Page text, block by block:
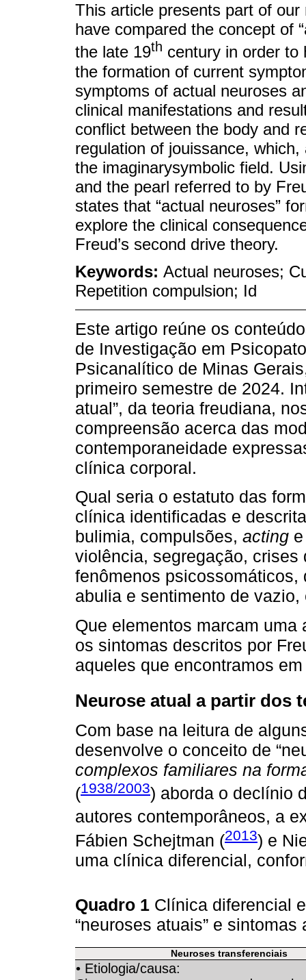
This article presents part of
have compared the concept of
the late 19th century in order to
the formation of current
symptoms of actual neuroses
clinical manifestations and
conflict between the body and
regulation of jouissance,
the imaginarysymbolic field.
and the pearl referred to by
states that “actual neuroses”
explore the clinical
Freud’s second drive theory.
Keywords: Actual neuroses;
Repetition compulsion; Id
Este artigo reúne os
de Investigação em
Psicanalítico de Minas
primeiro semestre de 2024.
atual”, da teoria freudiana,
compreensão acerca das
contemporaneidade
clínica corporal.
Qual seria o estatuto das
clínica identificadas e
bulimia, compulsões, acting
violência, segregação,
fenômenos
abulia e sentimento de vazio,
Que elementos marcam
os sintomas descritos por
aqueles que encontramos
Neurose atual a partir dos
Com base na leitura de
desenvolve o conceito de
complexos familiares na
(1938/2003) aborda o declínio
autores contemporâneos, a
Fábien Schejtman (2013) e
uma clínica diferencial,
Quadro 1 Clínica diferencial
“neuroses atuais” e
Neuroses transferenciais
• Etiologia/causa: